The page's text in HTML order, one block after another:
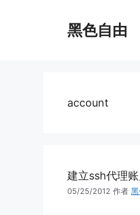
黑色自由
account
建立ssh代理
05/25/2012 作者